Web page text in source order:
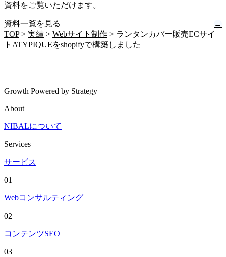
資料をご覧いただけます。
資料一覧を見る
→
TOP> 実績 > Webサイト制作 > ランタンカバー販売ECサイ
トATYPIQUEをshopifyで構築しました
Growth Powered by Strategy
About
NIBALについて
Services
サービス
01
Webコンサルティング
02
コンテンツSEO
03